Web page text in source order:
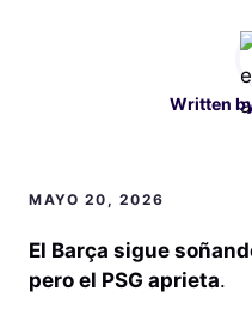
Written
MAYO 20, 2026
El Barça sigue
pero el PSG aprieta.